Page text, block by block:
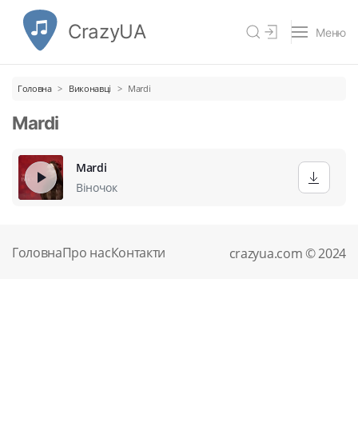
CrazyUA Меню
Головна Виконавці Mardi
Mardi
Mardi
Віночок
ГоловнаПро насКонтакти crazyua.com © 2024